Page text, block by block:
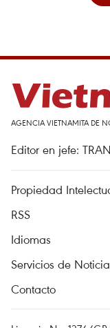
AGENCIA VIETNAMITA DE
Editor en jefe:
Propiedad
RSS
Idiomas
Servicios de
Contacto